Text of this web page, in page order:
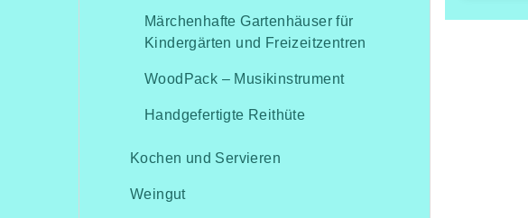
Märchenhafte Gartenhäuser für
Kindergärten und Freizeitzentren
WoodPack – Musikinstrument
Handgefertigte Reithüte
Kochen und Servieren
Weingut